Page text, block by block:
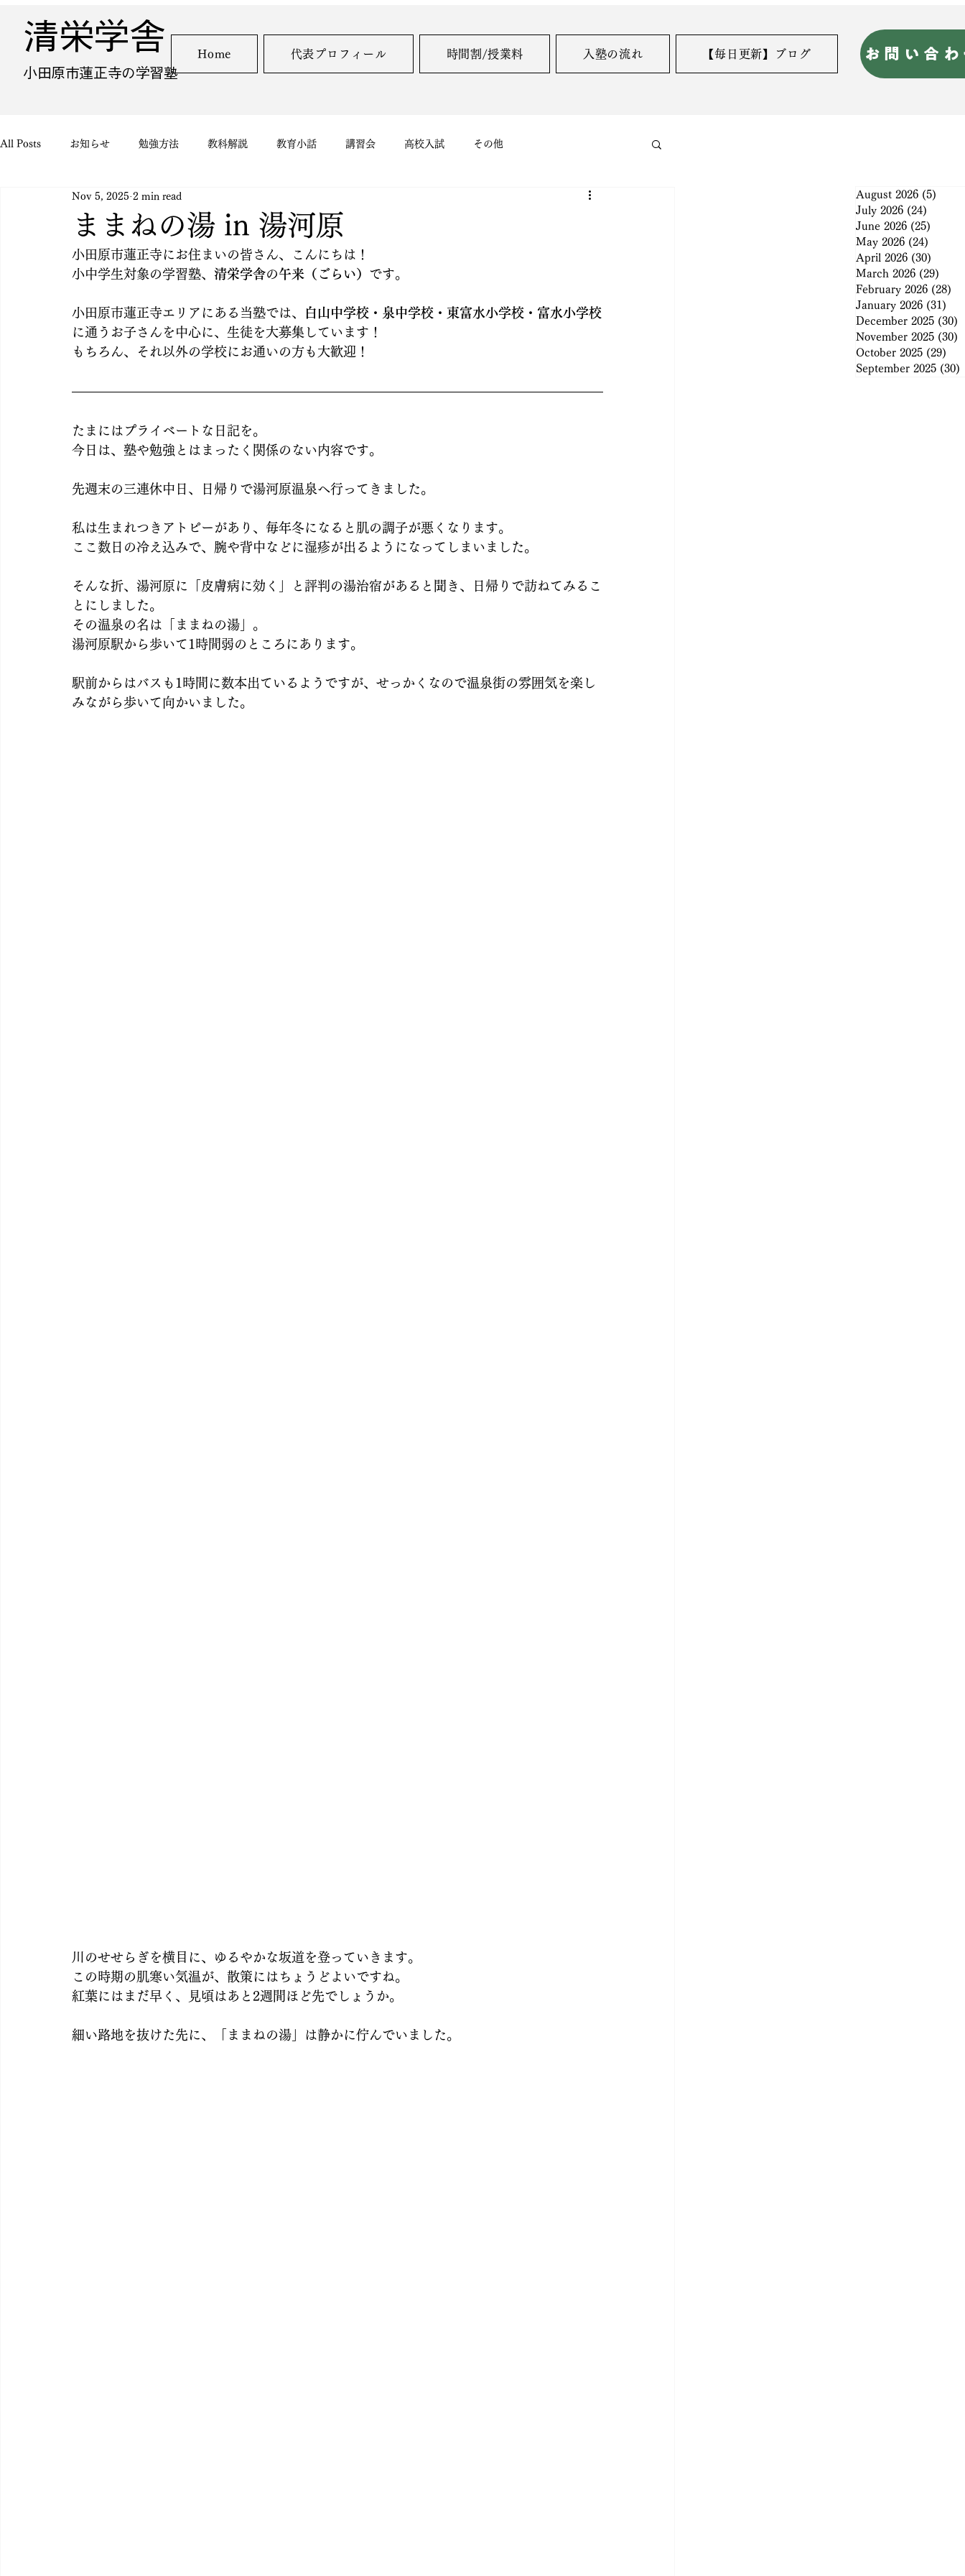
清栄学舎
​小田原市蓮正寺の学習塾
Home 代表プロフィール 時間割/授業料 入塾の流れ 【毎日更新】ブログ お問い合
All Posts お知らせ 勉強方法 教科解説 教育小話 講習会 高校入試 その他
ままねの湯 in 湯河原
Nov 5, 2025 2 min read
小田原市蓮正寺にお住まいの皆さん、こんにちは！
小中学生対象の学習塾、 清栄学舎の午来（ごらい） です。
小田原市蓮正寺エリアにある当塾では、
白山中学校・泉中学校・東富水小学校・富水小学校
に通うお子さんを中心に、生徒を大募集しています！
もちろん、それ以外の学校にお通いの方も大歓迎！
たまにはプライベートな日記を。
今日は、塾や勉強とはまったく関係のない内容です。
先週末の三連休中日、日帰りで湯河原温泉へ行ってきました。
私は生まれつきアトピーがあり、毎年冬になると肌の調子が悪くなります。
ここ数日の冷え込みで、腕や背中などに湿疹が出るようになってしまいました。
そんな折、湯河原に「皮膚病に効く」と評判の湯治宿があると聞き、日帰りで訪ねてみるこ
とにしました。
その温泉の名は「ままねの湯」。
湯河原駅から歩いて1時間弱のところにあります。
駅前からはバスも1時間に数本出ているようですが、せっかくなので温泉街の雰囲気を楽し
みながら歩いて向かいました。
川のせせらぎを横目に、ゆるやかな坂道を登っていきます。
この時期の肌寒い気温が、散策にはちょうどよいですね。
紅葉にはまだ早く、見頃はあと2週間ほど先でしょうか。
細い路地を抜けた先に、「ままねの湯」は静かに佇んでいました。
August 2026 (5)
July 2026 (24)
June 2026 (25)
May 2026 (24)
April 2026 (30)
March 2026 (29)
February 2026 (28)
January 2026 (31)
December 2025 (30)
November 2025 (30)
October 2025 (29)
September 2025 (30)